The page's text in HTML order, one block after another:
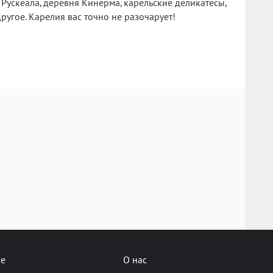
деревня Кинерма, карельские деликатесы,
Карелия вас точно не разочарует!
О нас